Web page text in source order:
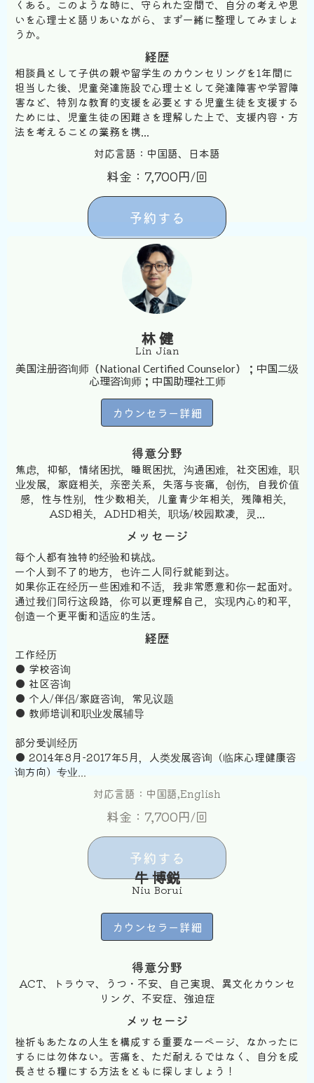
くある。このような時に、守られた空間で、自分の考えや思
いを心理士と語りあいながら、まず一緒に整理してみましょ
うか。
経歴
相談員として子供の親や留学生のカウンセリングを1年間に
担当した後、児童発達施設で心理士として発達障害や学習障
害など、特別な教育的支援を必要とする児童生徒を支援する
ためには、児童生徒の困難さを理解した上で、支援内容・方
法を考えることの業務を携...
対応言語：中国語、日本語
料金：7,700円/回
予約する
林 健
Lin Jian
美国注册咨询师（National Certified Counselor）；中国二级
心理咨询师；中国助理社工师
カウンセラー詳細
得意分野
焦虑，抑郁，情绪困扰，睡眠困扰，沟通困难，社交困难，职
业发展，家庭相关，亲密关系，失落与丧痛，创伤，自我价值
感，性与性别，性少数相关，儿童青少年相关，残障相关，
ASD相关，ADHD相关，职场/校园欺凌，灵...
メッセージ
每个人都有独特的经验和挑战。
一个人到不了的地方，也许二人同行就能到达。
如果你正在经历一些困难和不适，我非常愿意和你一起面对。
通过我们同行这段路，你可以更理解自己，实现内心的和平，
创造一个更平衡和适应的生活。
経歴
工作经历
● 学校咨询
● 社区咨询
● 个人/伴侣/家庭咨询，常见议题
● 教师培训和职业发展辅导
部分受训经历
● 2014年8月-2017年5月，人类发展咨询（临床心理健康咨
询方向）专业...
対応言語：中国語,English
料金：7,700円/回
予約する
牛 博鋭
Niu Borui
カウンセラー詳細
得意分野
ACT、トラウマ、うつ・不安、自己実現、異文化カウンセ
リング、不安症、強迫症
メッセージ
挫折もあたなの人生を構成する重要な一ページ、なかったに
するには勿体ない。苦痛を、ただ耐えるではなく、自分を成
長させる糧にする方法をともに探しましょう！